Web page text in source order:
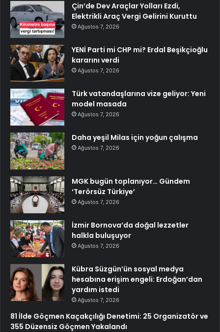
Çin’de Dev Araçlar Yolları Ezdi,
Elektrikli Araç Vergi Gelirini Kuruttu
Ağustos 7, 2026
YENİ Parti mi CHP mi? Erdal Beşikçioğlu
kararını verdi
Ağustos 7, 2026
Türk vatandaşlarına vize geliyor: Yeni
model masada
Ağustos 7, 2026
Daha yeşil Milas için yoğun çalışma
Ağustos 7, 2026
MGK bugün toplanıyor… Gündem
‘Terörsüz Türkiye’
Ağustos 7, 2026
İzmir Bornova’da doğal lezzetler
halkla buluşuyor
Ağustos 7, 2026
Kübra Süzgün’ün sosyal medya
hesabına erişim engeli: Erdoğan’dan
yardım istedi
Ağustos 7, 2026
81 İlde Göçmen Kaçakçılığı Denetimi: 25 Organizatör ve
355 Düzensiz Göçmen Yakalandı